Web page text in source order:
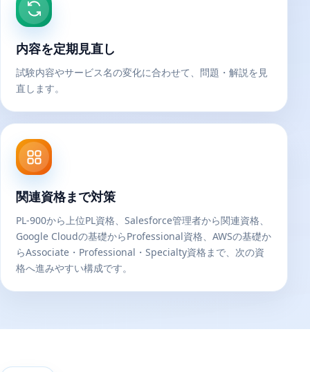
内容を定期見直し
試験内容やサービス名の変化に合わせて、問題・解説を見
直します。
関連資格まで対策
PL-900から上位PL資格、Salesforce管理者から関連資格、
Google Cloudの基礎からProfessional資格、AWSの基礎か
らAssociate・Professional・Specialty資格まで、次の資
格へ進みやすい構成です。